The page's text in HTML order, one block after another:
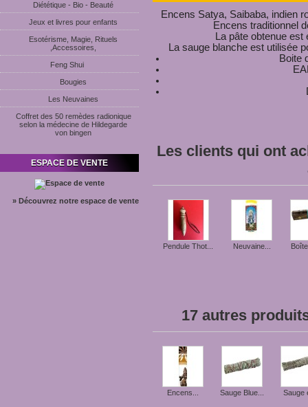
Diététique - Bio - Beauté
Jeux et livres pour enfants
Esotérisme, Magie, Rituels
,Accessoires,
Feng Shui
Bougies
Les Neuvaines
Coffret des 50 remèdes radionique
selon la médecine de Hildegarde
von bingen
ESPACE DE VENTE
» Découvrez notre espace de vente
Encens Satya, Saibaba, indien
Encens traditionnel
La pâte obtenue
La sauge blanche est utilisée
Boite
Les clients qui ont
Pendule Thot... Neuvaine...
17 autres
Encens... Sauge Blue... Sauge